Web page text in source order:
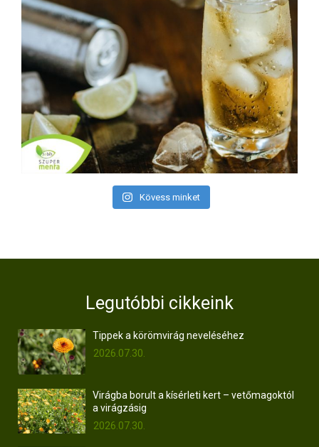
Kövess minket
Legutóbbi cikkeink
Tippek a körömvirág neveléséhez
2026.07.30.
Virágba borult a kísérleti kert – vetőmagoktól
a virágzásig
2026.07.30.